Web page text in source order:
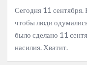
Сегодня 11 сентября.
чтобы люди
было сделано 11
насилия. Хватит.